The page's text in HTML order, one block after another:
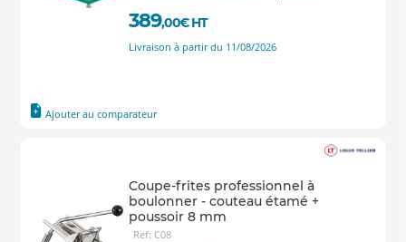
389,00€ HT
Livraison à partir du 11/08/2026
Ajouter au comparateur
Coupe-frites professionnel à
boulonner - couteau étamé +
poussoir 8 mm
Ref: C08